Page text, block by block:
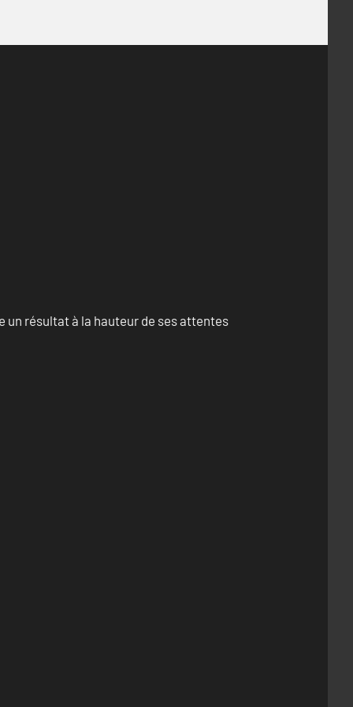
résultat à la hauteur de ses attentes